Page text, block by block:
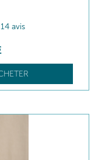
14 avis